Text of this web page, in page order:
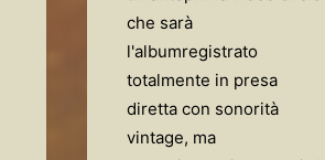
che sarà
l'albumregistrato
totalmente in presa
diretta con sonorità
vintage, ma